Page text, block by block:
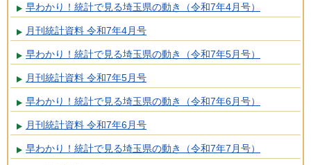
早わかり！統計で見る埼玉県の動き（令和7年4月号）
月刊統計資料 令和7年4月号
早わかり！統計で見る埼玉県の動き（令和7年5月号）
月刊統計資料 令和7年5月号
早わかり！統計で見る埼玉県の動き（令和7年6月号）
月刊統計資料 令和7年6月号
早わかり！統計で見る埼玉県の動き（令和7年7月号）